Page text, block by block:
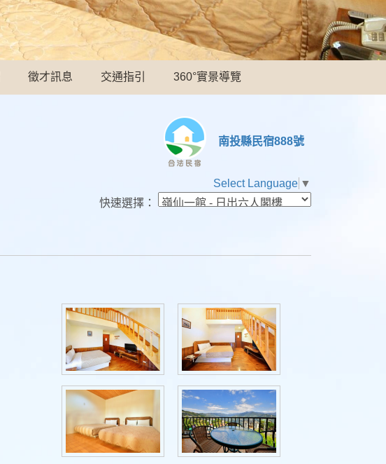
徵才訊息 交通指引 360°實景導覽
南投縣民宿888號
Select Language ▼
快速選擇：